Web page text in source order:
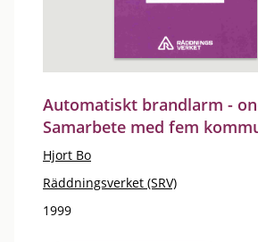
Automatiskt brandlarm -
Samarbete med fem
Hjort Bo
Räddningsverket (SRV)
1999